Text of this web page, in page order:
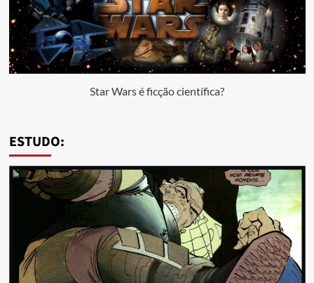
Star Wars é ficção científica?
ESTUDO: